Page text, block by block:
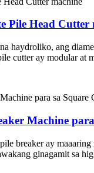
Pile Head Cutter
haydroliko, ang
cutter ay modular at
Machine
breaker ay
ginagamit sa